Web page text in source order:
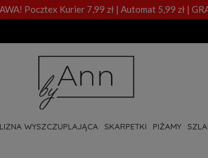
Pocztex Kurier 7,99 zł | Automat 5,99 zł |
WYSZCZUPLAJĄCA SKARPETKI PIŻAMY